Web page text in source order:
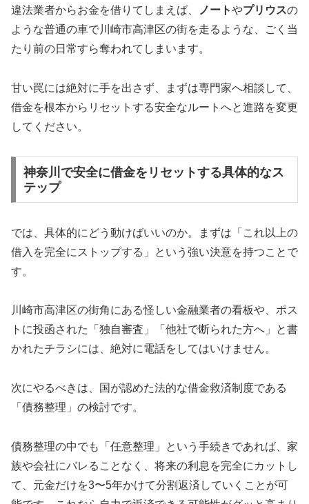
違法業者からお金を借りてしまえば、 ノートやプリウスの
ような普通の車で川崎市高津区の街を走るような、ごく当
たり前の日常すら奪われてしまいます。
甘い罠には絶対に手を出さず、まずは専門家へ相談して、
借金を根本からリセットする安全なルートへと進路を変更
してください。
神奈川で安全に借金をリセットする具体的なス
テップ
では、具体的にどう動けばいいのか。まずは「これ以上の
借入を完全にストップする」という強い決意を持つことで
す。
川崎市高津区の街角にある怪しい金融業者の看板や、ポス
トに投函された「独自審査」「他社で断られた方へ」と書
かれたチラシには、絶対に電話をしてはいけません。
次にやるべきは、国が認めた法的な借金救済制度である
「債務整理」の検討です。
債務整理の中でも「任意整理」という手続きであれば、家
族や会社にバレることなく、将来の利息を完全にカットし
て、元金だけを3〜5年かけて分割返済していくことが可